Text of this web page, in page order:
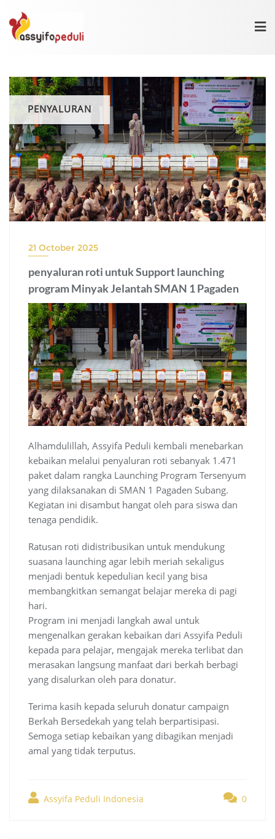
content
PENYALURAN
21 October 2025
penyaluran roti untuk Support launching
program Minyak Jelantah SMAN 1 Pagaden
Alhamdulillah, Assyifa Peduli kembali menebarkan
kebaikan melalui penyaluran roti sebanyak 1.471
paket dalam rangka Launching Program Tersenyum
yang dilaksanakan di SMAN 1 Pagaden Subang.
Kegiatan ini disambut hangat oleh para siswa dan
tenaga pendidik.
Ratusan roti didistribusikan untuk mendukung
suasana launching agar lebih meriah sekaligus
menjadi bentuk kepedulian kecil yang bisa
membangkitkan semangat belajar mereka di pagi
hari.
Program ini menjadi langkah awal untuk
mengenalkan gerakan kebaikan dari Assyifa Peduli
kepada para pelajar, mengajak mereka terlibat dan
merasakan langsung manfaat dari berkah berbagi
yang disalurkan oleh para donatur.
Terima kasih kepada seluruh donatur campaign
Berkah Bersedekah yang telah berpartisipasi.
Semoga setiap kebaikan yang dibagikan menjadi
amal yang tidak terputus.
Assyifa Peduli Indonesia 0